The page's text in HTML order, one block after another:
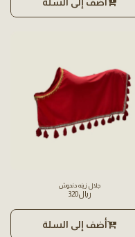
جلال زينه دندوش
﷼320
أضف إلى السلة